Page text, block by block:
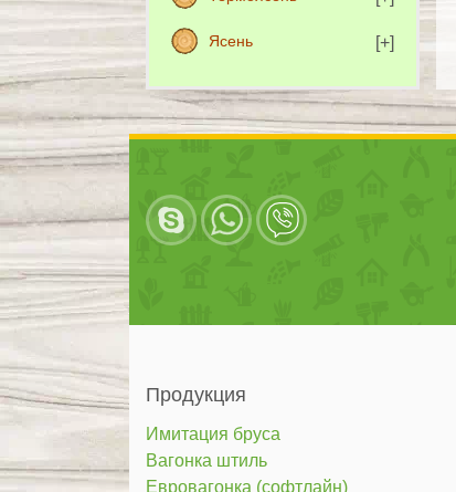
Ясень
Продукция
Имитация бруса
Вагонка штиль
Евровагонка (софтлайн)